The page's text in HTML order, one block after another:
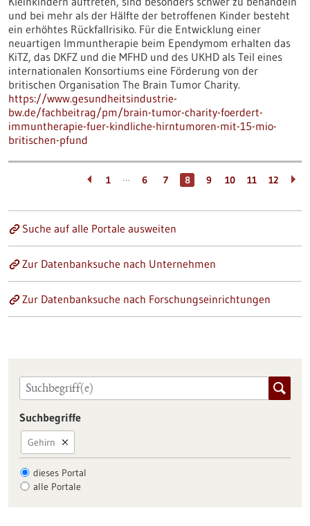
und bei mehr als der Hälfte der betroffenen Kinder besteht
ein erhöhtes Rückfallrisiko. Für die Entwicklung einer
neuartigen Immuntherapie beim Ependymom erhalten das
KiTZ, das DKFZ und die MFHD und des UKHD als Teil eines
internationalen Konsortiums eine Förderung von der
britischen Organisation The Brain Tumor Charity.
https://www.gesundheitsindustrie-
bw.de/fachbeitrag/pm/brain-tumor-charity-foerdert-
immuntherapie-fuer-kindliche-hirntumoren-mit-15-mio-
britischen-pfund
1 … 6 7 8 9 10 11 12
Suche auf alle Portale ausweiten
Zur Datenbanksuche nach Unternehmen
Zur Datenbanksuche nach Forschungseinrichtungen
Suchbegriffe
Gehirn
dieses Portal
alle Portale